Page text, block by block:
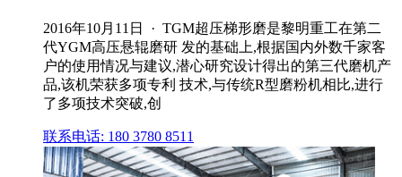
2016年10月11日 · TGM超压梯形磨是黎明重工在第二
代YGM高压悬辊磨研 发的基础上,根据国内外数千家客
户的使用情况与建议,潜心研究设计得出的第三代磨机产
品,该机荣获多项专利 技术,与传统R型磨粉机相比,进行
了多项技术突破,创
联系电话: 180 3780 8511